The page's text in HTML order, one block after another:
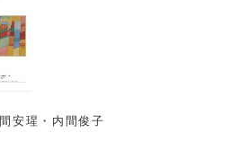
安瑆・内間俊子